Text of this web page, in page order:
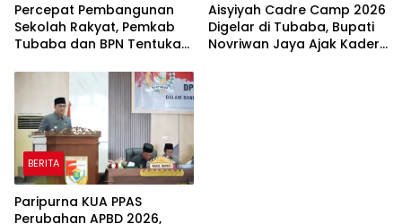
Percepat Pembangunan
Sekolah Rakyat, Pemkab
Tubaba dan BPN Tentukan
Aisyiyah Cadre Camp 2026
Digelar di Tubaba, Bupati
Novriwan Jaya Ajak Kader
BERITA
Paripurna KUA PPAS
Perubahan APBD 2026,